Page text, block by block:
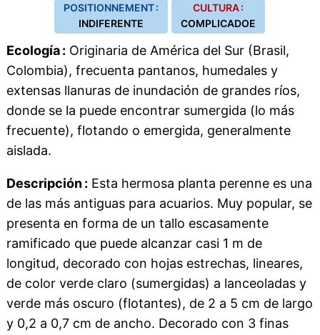
POSITIONNEMENT :
INDIFERENTE
CULTURA :
COMPLICADOE
Ecología : Originaria de América del Sur (Brasil,
Colombia), frecuenta pantanos, humedales y
extensas llanuras de inundación de grandes ríos,
donde se la puede encontrar sumergida (lo más
frecuente), flotando o emergida, generalmente
aislada.
Descripción : Esta hermosa planta perenne es una
de las más antiguas para acuarios. Muy popular, se
presenta en forma de un tallo escasamente
ramificado que puede alcanzar casi 1 m de
longitud, decorado con hojas estrechas, lineares,
de color verde claro (sumergidas) a lanceoladas y
verde más oscuro (flotantes), de 2 a 5 cm de largo
y 0,2 a 0,7 cm de ancho. Decorado con 3 finas